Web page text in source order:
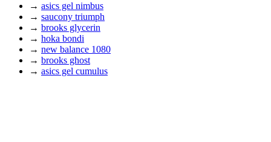
→ asics gel nimbus
→ saucony triumph
→ brooks glycerin
→ hoka bondi
→ new balance 1080
→ brooks ghost
→ asics gel cumulus